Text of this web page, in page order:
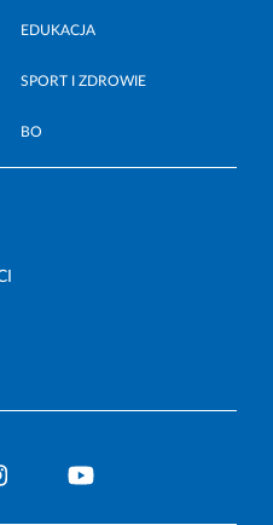
EDUKACJA
SPORT I ZDROWIE
BO